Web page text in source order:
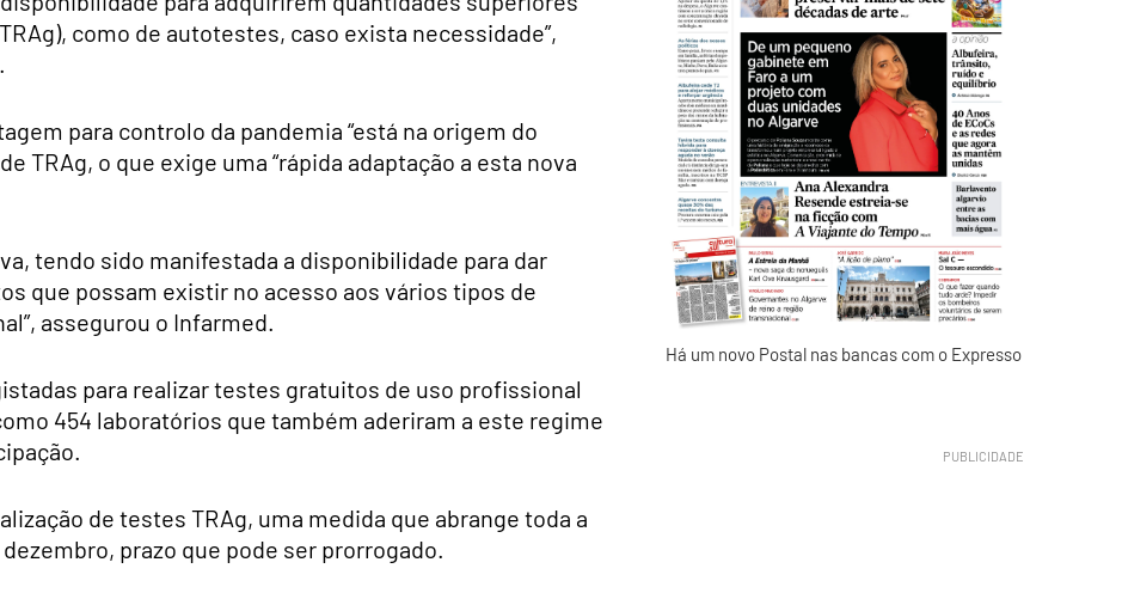
como de autotestes, caso exista necessidade”,
para controlo da pandemia “está na origem do
TRAg, o que exige uma “rápida adaptação a esta nova
tendo sido manifestada a disponibilidade para dar
que possam existir no acesso aos vários tipos de
assegurou o Infarmed.
para realizar testes gratuitos de uso profissional
454 laboratórios que também aderiram a este regime
de testes TRAg, uma medida que abrange toda a
prazo que pode ser prorrogado.
Há um novo Postal nas bancas com o Expresso